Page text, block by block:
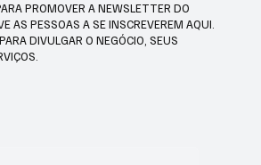
PROMOVER A NEWSLETTER DO
AS PESSOAS A SE INSCREVEREM AQUI.
DIVULGAR O NEGÓCIO, SEUS